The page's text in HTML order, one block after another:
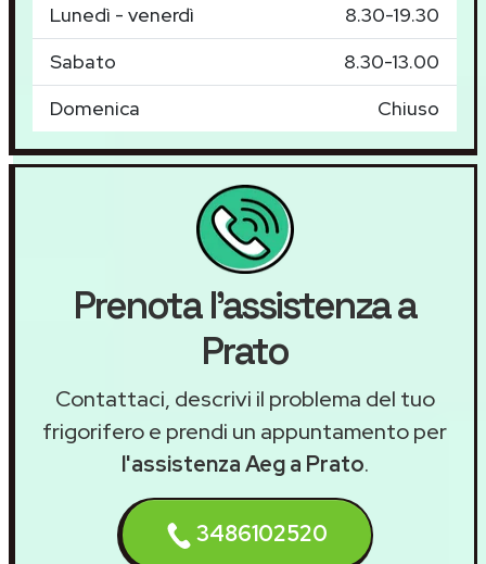
Lunedì - venerdì
8.30-19.30
Sabato
8.30-13.00
Domenica
Chiuso
Prenota l'assistenza a
Prato
Contattaci, descrivi il problema del tuo
frigorifero e prendi un appuntamento per
l'assistenza Aeg a Prato.
3486102520